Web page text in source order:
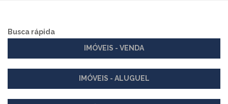
Busca rápida
IMÓVEIS - VENDA
IMÓVEIS - ALUGUEL